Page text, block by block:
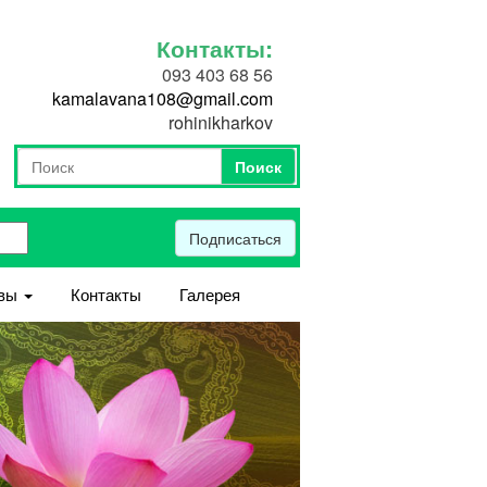
Контакты:
093 403 68 56
kamalavana108@gmail.com
rohinikharkov
Форма поиска
Поиск
Поиск
Подписаться
Контакты Галерея